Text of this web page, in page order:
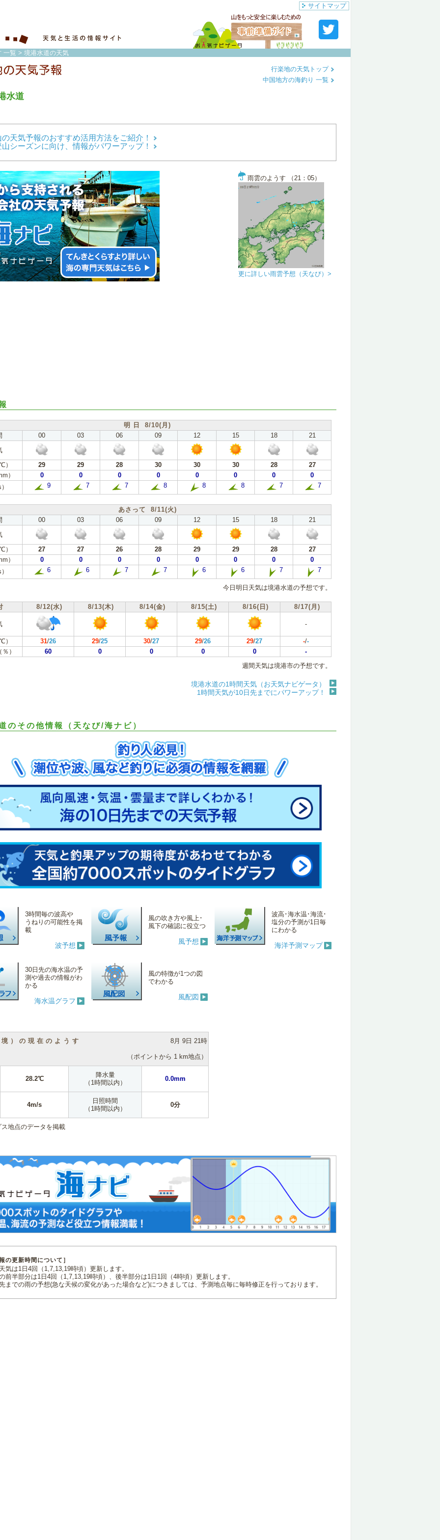
サイトマップ
一覧 > 境港水道の天気
水道
行楽地の天気トップ
中国地方の海釣り 一覧
天気予報のおすすめ活用方法をご紹介！
シーズンに向け、情報がパワーアップ！
雨雲のようす （21：05）
更に詳しい雨雲予想（天なび）>
明 日 8/10(月)
00 03 06 09 12 15 18
21
29 29 28 30 30 30 28
27
）
0 0 0 0 0 0 0
0
9 7 7 8 8 8 7 7
あさって 8/11(火)
00 03 06 09 12 15 18
21
27 27 26 28 29 29 28
27
）
0 0 0 0 0 0 0
0
6 6 7 7 6 6 7 7
今日明日天気は境港水道の予想です。
8/12(水) 8/13(木) 8/14(金) 8/15(土) 8/16(日) 8/17(月)
-
31/26 29/25 30/27 29/26 29/27 -/-
）
60 0 0 0 0
-
週間天気は境港市の予想です。
境港水道の1時間天気（お天気ナビゲータ）
1時間天気が10日先までにパワーアップ！
のその他情報（天なび/海ナビ）
3時間毎の波高や
うねりの可能性を掲
載
波予想
風の吹き方や風上･
風下の確認に役立つ
風予想
波高･海水温･海流･
塩分の予測が1日毎
にわかる
海洋予測マップ
30日先の海水温の予
測や過去の情報がわ
かる
海水温グラフ
風の特徴が1つの図
でわかる
風配図
）の現在のようす 8月 9日 21時
（ポイントから 1 km地点）
28.2℃
降水量
（1時間以内）
0.0mm
4m/s
日照時間
（1時間以内）
0分
地点のデータを掲載
の更新時間について］
気は1日4回（1,7,13,19時頃）更新します。
前半部分は1日4回（1,7,13,19時頃）、後半部分は1日1回（4時頃）更新します。
までの雨の予想(急な天候の変化があった場合など)につきましては、予測地点毎に毎時修正を行っております。